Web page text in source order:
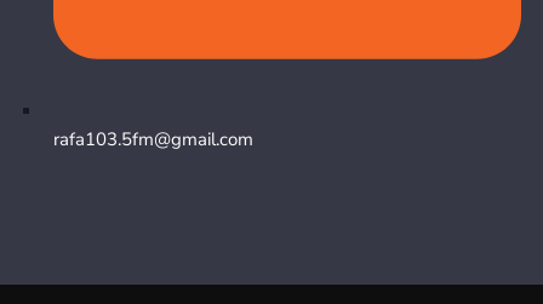
rafa103.5fm@gmail.com